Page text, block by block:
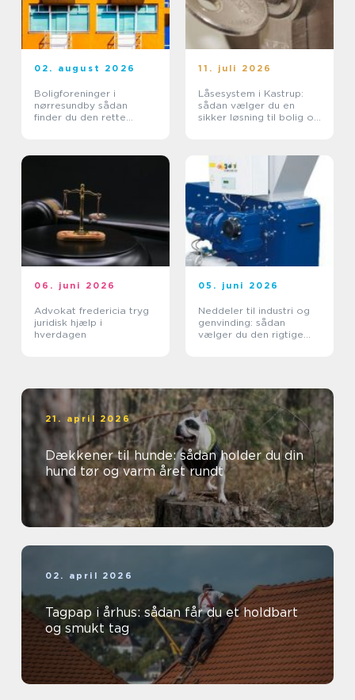
02. august 2026
Boligforeninger i
nørresundby sådan
finder du den rette
11. juli 2026
Låsesystem i Kastrup:
sådan vælger du en
sikker løsning til bolig og
06. juni 2026
Advokat fredericia tryg
juridisk hjælp i
hverdagen
05. juni 2026
Neddeler til industri og
genvinding: sådan
vælger du den rigtige
21. april 2026
Dækkener til hunde: sådan holder du din
hund tør og varm året rundt
02. april 2026
Tagpap i århus: sådan får du et holdbart
og smukt tag